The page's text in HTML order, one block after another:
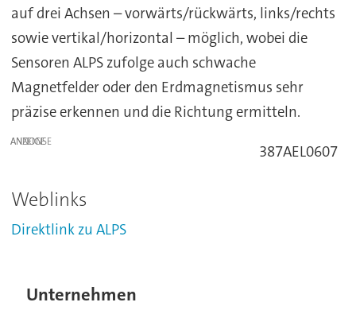
auf drei Achsen – vorwärts/rückwärts, links/rechts
sowie vertikal/horizontal – möglich, wobei die
Sensoren ALPS zufolge auch schwache
Magnetfelder oder den Erdmagnetismus sehr
präzise erkennen und die Richtung ermitteln.
ANZEIGE
387AEL0607
Weblinks
Direktlink zu ALPS
Unternehmen